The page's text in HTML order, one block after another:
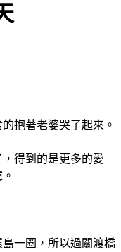
抱著老婆哭了起來。
得到的是更多的愛
一圈，所以過關渡橋